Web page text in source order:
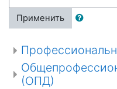
Применить
(ОПД)